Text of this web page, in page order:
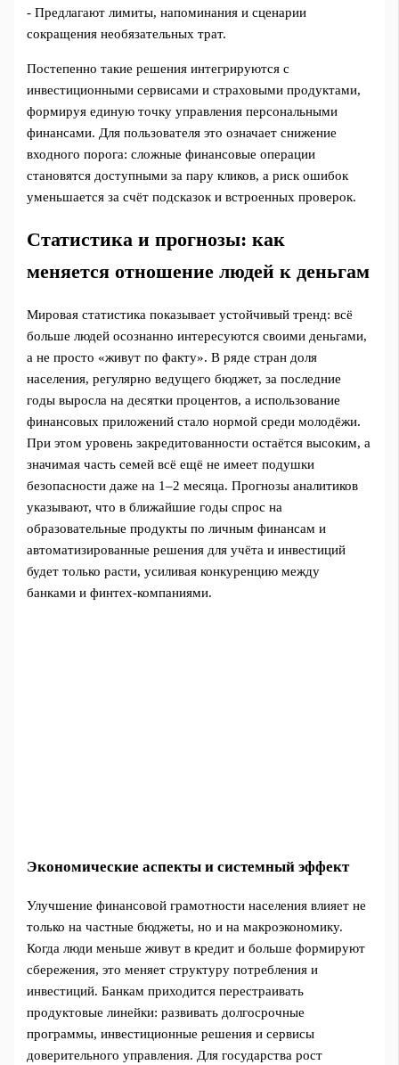
- Предлагают лимиты, напоминания и сценарии
сокращения необязательных трат.
Постепенно такие решения интегрируются с
инвестиционными сервисами и страховыми продуктами,
формируя единую точку управления персональными
финансами. Для пользователя это означает снижение
входного порога: сложные финансовые операции
становятся доступными за пару кликов, а риск ошибок
уменьшается за счёт подсказок и встроенных проверок.
Статистика и прогнозы: как
меняется отношение людей к деньгам
Мировая статистика показывает устойчивый тренд: всё
больше людей осознанно интересуются своими деньгами,
а не просто «живут по факту». В ряде стран доля
населения, регулярно ведущего бюджет, за последние
годы выросла на десятки процентов, а использование
финансовых приложений стало нормой среди молодёжи.
При этом уровень закредитованности остаётся высоким, а
значимая часть семей всё ещё не имеет подушки
безопасности даже на 1–2 месяца. Прогнозы аналитиков
указывают, что в ближайшие годы спрос на
образовательные продукты по личным финансам и
автоматизированные решения для учёта и инвестиций
будет только расти, усиливая конкуренцию между
банками и финтех‑компаниями.
Экономические аспекты и системный эффект
Улучшение финансовой грамотности населения влияет не
только на частные бюджеты, но и на макроэкономику.
Когда люди меньше живут в кредит и больше формируют
сбережения, это меняет структуру потребления и
инвестиций. Банкам приходится перестраивать
продуктовые линейки: развивать долгосрочные
программы, инвестиционные решения и сервисы
доверительного управления. Для государства рост